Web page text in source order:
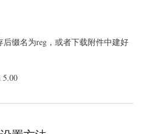
缀名为reg，或者下载附件中建好
5.00